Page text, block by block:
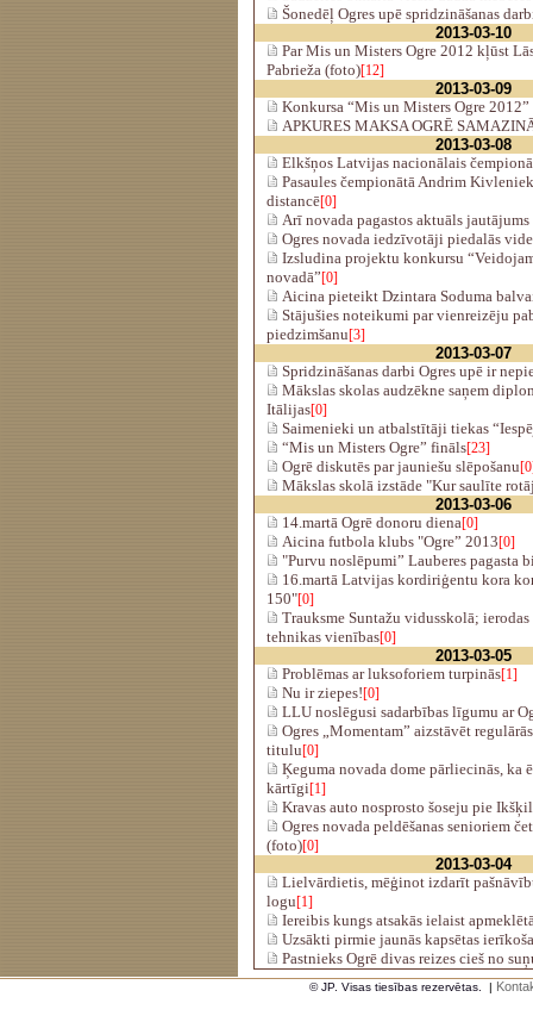
Šonedēļ Ogres upē spridzināšanas
2013-03-10
Par Mis un Misters Ogre 2012 kļūst
Pabrieža (foto)[12]
2013-03-09
Konkursa “Mis un Misters Ogre
APKURES MAKSA OGRĒ
2013-03-08
Elkšņos Latvijas nacionālais
Pasaules čempionātā Andrim
distancē[0]
Arī novada pagastos aktuāls
Ogres novada iedzīvotāji piedalās
Izsludina projektu konkursu
novadā”[0]
Aicina pieteikt Dzintara Soduma
Stājušies noteikumi par vienreizēju
piedzimšanu[3]
2013-03-07
Spridzināšanas darbi Ogres upē ir
Mākslas skolas audzēkne saņem
Itālijas[0]
Saimenieki un atbalstītāji tiekas
“Mis un Misters Ogre” fināls[23]
Ogrē diskutēs par jauniešu slēpošanu
Mākslas skolā izstāde "Kur saulīte
2013-03-06
14.martā Ogrē donoru diena[0]
Aicina futbola klubs "Ogre” 2013[0]
"Purvu noslēpumi” Lauberes pagasta
16.martā Latvijas kordiriģentu kora
150"[0]
Trauksme Suntažu vidusskolā;
tehnikas vienības[0]
2013-03-05
Problēmas ar luksoforiem turpinās[1]
Nu ir ziepes![0]
LLU noslēgusi sadarbības līgumu ar
Ogres „Momentam” aizstāvēt
titulu[0]
Ķeguma novada dome pārliecinās, ka
kārtīgi[1]
Kravas auto nosprosto šoseju pie
Ogres novada peldēšanas senioriem
(foto)[0]
2013-03-04
Lielvārdietis, mēģinot izdarīt
logu[1]
Iereibis kungs atsakās ielaist
Uzsākti pirmie jaunās kapsētas
Pastnieks Ogrē divas reizes cieš no
© JP. Visas tiesības rezervētas. |